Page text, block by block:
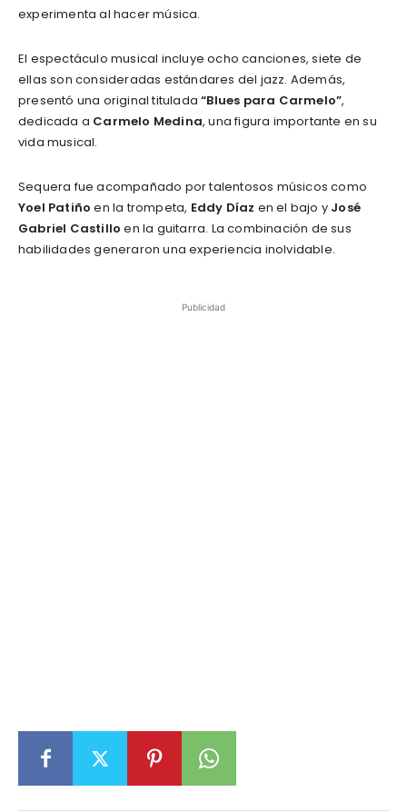
experimenta al hacer música.
El espectáculo musical incluye ocho canciones, siete de
ellas son consideradas estándares del jazz. Además,
presentó una original titulada“Blues para Carmelo”,
dedicada a Carmelo Medina, una figura importante en su
vida musical.
Sequera fue acompañado por talentosos músicos como
Yoel Patiño en la trompeta, Eddy Díaz en el bajo y José
Gabriel Castillo en la guitarra. La combinación de sus
habilidades generaron una experiencia inolvidable.
Publicidad